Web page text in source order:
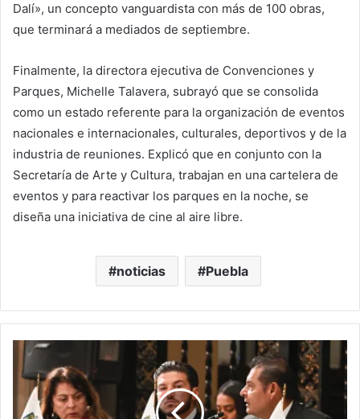
Dalí», un concepto vanguardista con más de 100 obras,
que terminará a mediados de septiembre.
Finalmente, la directora ejecutiva de Convenciones y
Parques, Michelle Talavera, subrayó que se consolida
como un estado referente para la organización de eventos
nacionales e internacionales, culturales, deportivos y de la
industria de reuniones. Explicó que en conjunto con la
Secretaría de Arte y Cultura, trabajan en una cartelera de
eventos y para reactivar los parques en la noche, se
diseña una iniciativa de cine al aire libre.
noticias Puebla